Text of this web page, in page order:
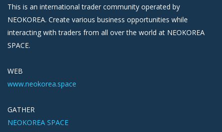
This is an international trader community operated by
NEOKOREA. Create various business opportunities while
interacting with traders from all over the world at NEOKOREA
SPACE.
WEB
www.neokorea.space
GATHER
NEOKOREA SPACE